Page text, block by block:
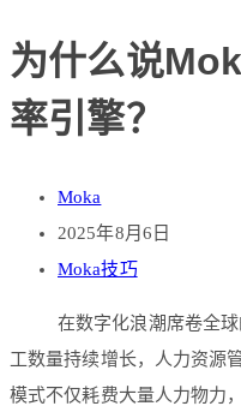
为什么说
率引擎？
Moka
2025年8月6日
Moka技巧
在数字化浪潮席卷全
工数量持续增长，人力资源
模式不仅耗费大量人力物力